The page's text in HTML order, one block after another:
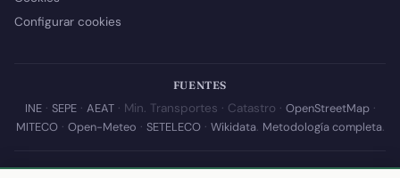
Configurar cookies
FUENTES
INE· SEPE· AEAT· Min. Transportes · Catastro · OpenStreetMap·
MITECO· Open-Meteo · SETELECO· Wikidata. Metodología completa.
© 2026 Callejear.com — Directorio municipal de España con datos